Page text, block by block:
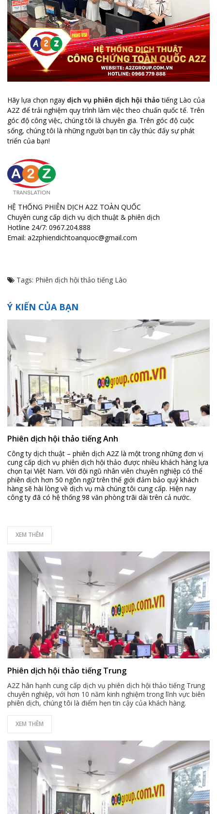
Hãy lựa chọn ngay dịch vụ phiên dịch hội thảo tiếng Lào của
A2Z để trải nghiệm quy trình làm việc theo chuấn quốc tế. Trên
góc độ công việc, chúng tôi là chuyên gia. Trên góc độ cuộc
sống, chúng tôi là những người bạn tin cậy thúc đấy sự phát
triển của bạn!
HỆ THỐNG PHIÊN DỊCH A2Z TOÀN QUỐC
Chuyên cung cấp dịch vụ dịch thuật & phiên dịch
Hotline 24/7: 0967.204.888
Email: a2zphiendichtoanquoc@gmail.com
Tags: Phiên dịch hội thảo tiếng Lào
Ý KIẾN CỦA BẠN
Phiên dịch hội thảo tiếng Anh
Công ty dịch thuật – phiên dịch A2Z là một trong những đơn vị
cung cấp dịch vụ phiên dịch hội thảo được nhiều khách hàng lựa
chọn tại Việt Nam. Với đội ngũ nhân viên chuyên nghiệp có thể
phiên dịch hơn 50 ngôn ngữ trên thế giới đảm bảo quý khách
hàng sẽ hài lòng về dịch vụ mà chúng tôi cung cấp. Hiện nay
công ty đã có hệ thống 98 văn phòng trãi dài trên cả nước.
XEM THÊM
Phiên dịch hội thảo tiếng Trung
A2Z hân hạnh cung cấp dịch vụ phiên dịch hội thảo tiếng Trung
chuyên nghiệp, với hơn 10 năm kinh nghiệm trong lĩnh vực biên
phiên dịch, chúng tôi là điểm hẹn tin cậy của khách hàng.
XEM THÊM